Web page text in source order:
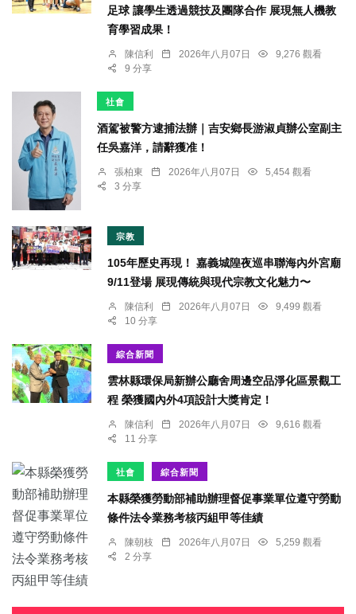
足球 讓學生透過競技及團隊合作 展現無人機教
育學習成果！
陳信利 2026年八月07日
9,276 觀看
9 分享
社會
酒駕被警方逮捕法辦｜吉安鄉長游淑貞辦公室副主
任吳嘉洋，請辭獲准！
張柏東 2026年八月07日
5,454 觀看
3 分享
宗教
105年歷史再現！ 嘉義城隍夜巡串聯海內外宮廟
9/11登場 展現傳統與現代宗教文化魅力〜
陳信利 2026年八月07日
9,499 觀看
10 分享
綜合新聞
雲林縣環保局新辦公廳舍周邊空品淨化區景觀工
程 榮獲國內外4項設計大獎肯定！
陳信利 2026年八月07日
9,616 觀看
11 分享
社會 綜合新聞
本縣榮獲勞動部補助辦理督促事業單位遵守勞動
條件法令業務考核丙組甲等佳績
陳朝枝 2026年八月07日
5,259 觀看
2 分享